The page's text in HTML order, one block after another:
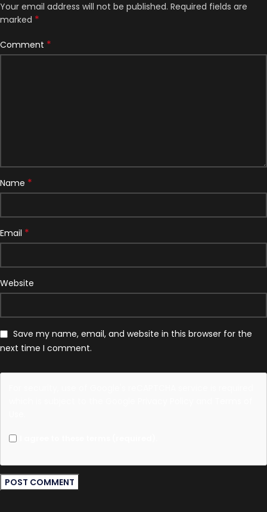
Your email address will not be published. Required fields are
marked *
Comment *
Name *
Email *
Website
Save my name, email, and website in this browser for the
next time I comment.